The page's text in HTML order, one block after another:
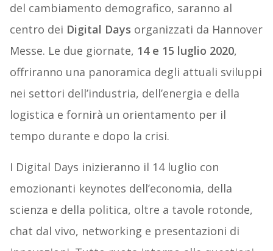
del cambiamento demografico, saranno al
centro dei Digital Days organizzati da Hannover
Messe. Le due giornate, 14 e 15 luglio 2020,
offriranno una panoramica degli attuali sviluppi
nei settori dell’industria, dell’energia e della
logistica e fornirà un orientamento per il
tempo durante e dopo la crisi.
I Digital Days inizieranno il 14 luglio con
emozionanti keynotes dell’economia, della
scienza e della politica, oltre a tavole rotonde,
chat dal vivo, networking e presentazioni di